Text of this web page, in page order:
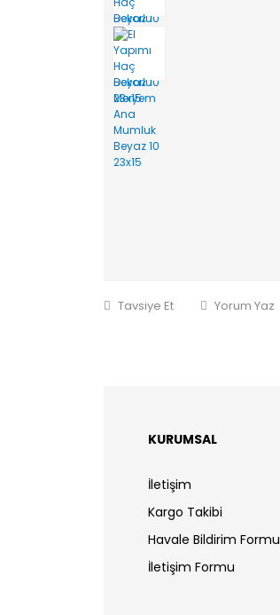
Tavsiye Et Yorum Yaz
KURUMSAL
İletişim
Kargo Takibi
Havale Bildirim Formu
İletişim Formu